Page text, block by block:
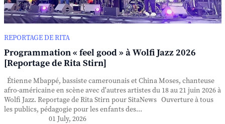
REPORTAGE DE RITA
Programmation « feel good » à Wolfi Jazz 2026
[Reportage de Rita Stirn]
Étienne Mbappé, bassiste camerounais et China Moses, chanteuse
afro-américaine en scène avec d'autres artistes du 18 au 21 juin 2026 à
Wolfi Jazz. Reportage de Rita Stirn pour SitaNews Ouverture à tous
les publics, pédagogie pour les enfants des...
01 July, 2026